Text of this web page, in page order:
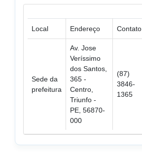
Local Endereço Contato
Sede da
prefeitura
Av. Jose
Veríssimo
dos Santos,
365 -
Centro,
Triunfo -
PE, 56870-
000
(87)
3846-
1365